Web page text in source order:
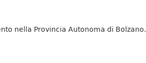
nella Provincia Autonoma di Bolzano.